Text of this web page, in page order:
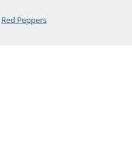
Red Peppers